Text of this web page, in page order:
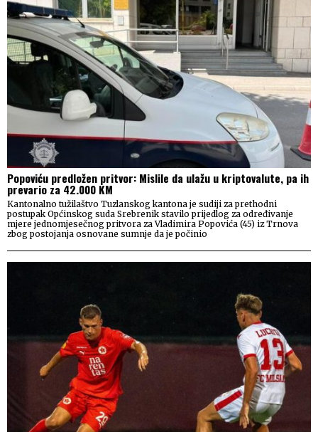
Popoviću predložen pritvor: Mislile da ulažu u kriptovalute, pa ih
prevario za 42.000 KM
Kantonalno tužilaštvo Tuzlanskog kantona je sudiji za prethodni
postupak Općinskog suda Srebrenik stavilo prijedlog za određivanje
mjere jednomjesečnog pritvora za Vladimira Popovića (45) iz Trnova
zbog postojanja osnovane sumnje da je počinio